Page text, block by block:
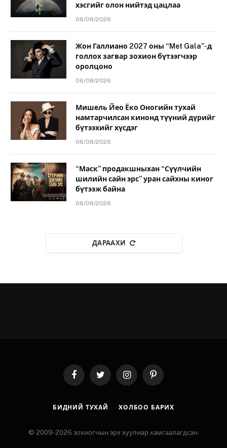
хэсгийг олон нийтэд цацлаа
06/08/2026
Жон Галлиано 2027 оны “Met Gala”-д
голлох загвар зохион бүтээгчээр
оролцоно
06/08/2026
Мишель Йео Ёко Оногийн тухай
намтарчилсан кинонд түүний дүрийг
бүтээхийг хүсдэг
06/08/2026
“Маск” продакшныхан “Сүүлчийн
шилийн сайн эрс” уран сайхны киног
бүтээж байна
06/08/2026
ДАРААХИ
FacebookTwitter InstagramPinterest
БИДНИЙ ТУХАЙ ХОЛБОО БАРИХ
© 2009-2026 зохиогчын эрх хуулиар хамгаалагдсан.